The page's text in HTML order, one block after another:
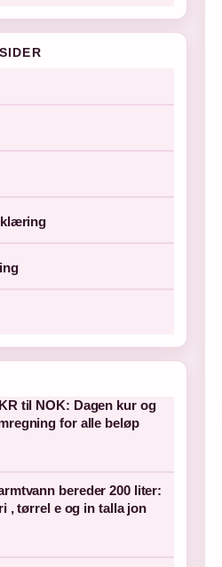
til NOK: Dagen kur og
for alle beløp
bereder 200 liter:
, tørrel e og in talla jon